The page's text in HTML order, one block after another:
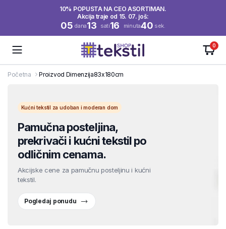
10% POPUSTA NA CEO ASORTIMAN.
Akcija traje od 15. 07. još:
05 dana13 sati16 minuta40 sek.
0
Početna Proizvod Dimenzija83x180cm
Kućni tekstil za udoban i moderan dom
Pamučna posteljina,
prekrivači i kućni tekstil po
odličnim cenama.
Akcijske cene za pamučnu posteljinu i kućni
tekstil.
Pogledaj ponudu